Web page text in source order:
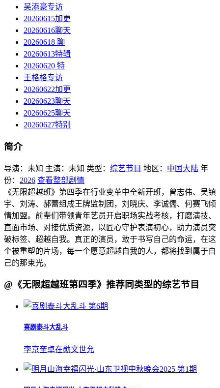
吴添豪专访
20260615加更
20260616聊天
20260618 聊
20260613特辑
20260620 特
王格格专访
20260622加更
20260623聊天
20260625聊天
20260627特别
简介
导演： 未知 主演： 未知 类型： 综艺节目 地区： 中国大陆 年
份： 2026 查看整部剧情
《无限超越班》第四季在行业变革中全新开班，曾志伟、吴镇
宇、刘涛、郝蕾组成王牌监制团，刘晓庆、李诚儒、何赛飞倾
情加盟。前辈们带领青年艺员开启职场实战考核，打磨演技、
直面市场、对接优质资源，以匠心守护表演初心，助力演员突
破标签、超越自我。真正的演员，敢于书写自己的命运，在这
个被重塑的片场，每一个愿意超越自我的人，都将找到属于自
己的那束光。
@《无限超越班第四季》推荐同类型的综艺节目
第6期
喜剧泰斗大乱斗
李京奎卓在勋文世允
第1期